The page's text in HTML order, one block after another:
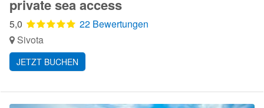
private sea access
5,0
22 Bewertungen
Sivota
JETZT BUCHEN